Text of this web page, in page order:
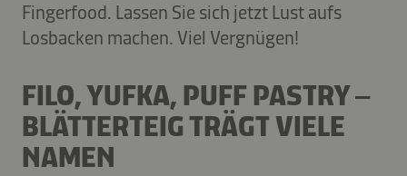
Fingerfood. Lassen Sie sich jetzt Lust aufs
Losbacken machen. Viel Vergnügen!
FILO, YUFKA, PUFF PASTRY –
BLÄTTERTEIG TRÄGT VIELE
NAMEN